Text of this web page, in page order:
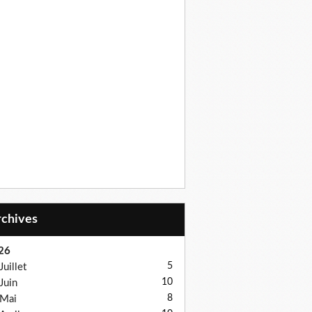
Juillet
5
Juin 10
Mai 8